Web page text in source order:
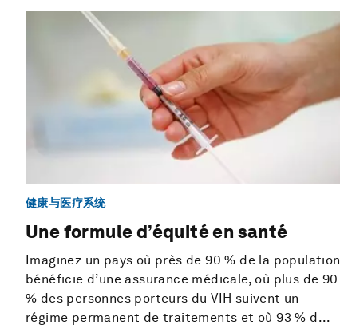
健康与医疗系统
Une formule d’équité en santé
Imaginez un pays où près de 90 % de la population
bénéficie d’une assurance médicale, où plus de 90
% des personnes porteurs du VIH suivent un
régime permanent de traitements et où 93 % d...